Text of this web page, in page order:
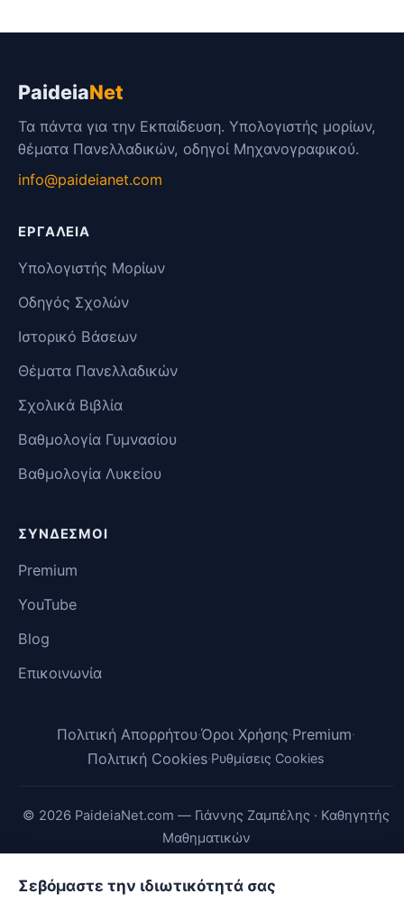
PaideiaNet
Τα πάντα για την Εκπαίδευση. Υπολογιστής μορίων,
θέματα Πανελλαδικών, οδηγοί Μηχανογραφικού.
info@paideianet.com
ΕΡΓΑΛΕΊΑ
Υπολογιστής Μορίων
Οδηγός Σχολών
Ιστορικό Βάσεων
Θέματα Πανελλαδικών
Σχολικά Βιβλία
Βαθμολογία Γυμνασίου
Βαθμολογία Λυκείου
ΣΎΝΔΕΣΜΟΙ
Premium
YouTube
Blog
Επικοινωνία
Πολιτική Απορρήτου·Όροι Χρήσης·Premium·
Πολιτική Cookies·Ρυθμίσεις Cookies
© 2026 PaideiaNet.com — Γιάννης Ζαμπέλης · Καθηγητής
Μαθηματικών
Σεβόμαστε την ιδιωτικότητά σας